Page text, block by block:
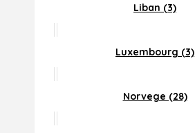
Liban (3)
Luxembourg (3)
Norvege (28)